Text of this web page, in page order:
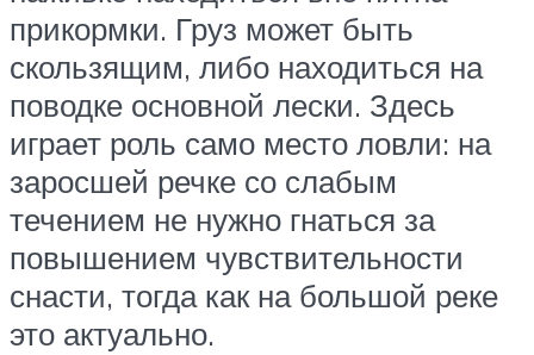
прикормки. Груз может быть
скользящим, либо находиться на
поводке основной лески. Здесь
играет роль само место ловли: на
заросшей речке со слабым
течением не нужно гнаться за
повышением чувствительности
снасти, тогда как на большой реке
это актуально.